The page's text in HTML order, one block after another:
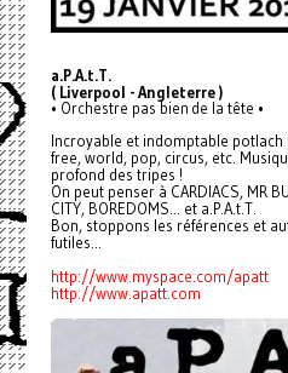
a.P.A.t.T.
( Liverpool - Angleterre )
• Orchestre pas bien de la tête •
Incroyable et indomptable potlach
free, world, pop, circus, etc.
profond des tripes !
On peut penser à CARDIACS, MR
CITY, BOREDOMS... et a.P.A.t.T.
Bon, stoppons les références et
futiles...
http://www.myspace.com/apatt
http://www.apatt.com